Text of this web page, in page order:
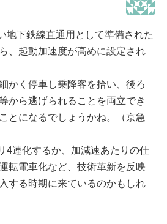
地下鉄線直通用として準備された
、起動加速度が高めに設定され
かく停車し乗降客を拾い、後ろ
から逃げられることを両立でき
とになるでしょうかね。（京急
4連化するか、加減速あたりの仕
転電車化など、技術革新を反映
する時期に来ているのかもしれ